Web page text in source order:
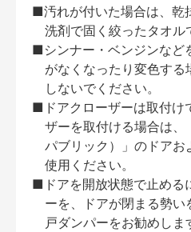
■汚れが付いた場合は、乾
洗剤で固く絞ったタオル
■シンナー・ベンジンなど
がなくなったり変色す
しないでください。
■ドアクローザーは取付け
ザーを取付ける場合は
パブリック）」のドア
使用ください。
■ドアを開放状態で止める
ーを、ドアが閉まる勢い
戸ダンパーをお勧めしま